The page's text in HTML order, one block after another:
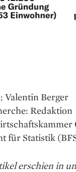
Valentin Berger
Redaktion
für Statistik
erschien in